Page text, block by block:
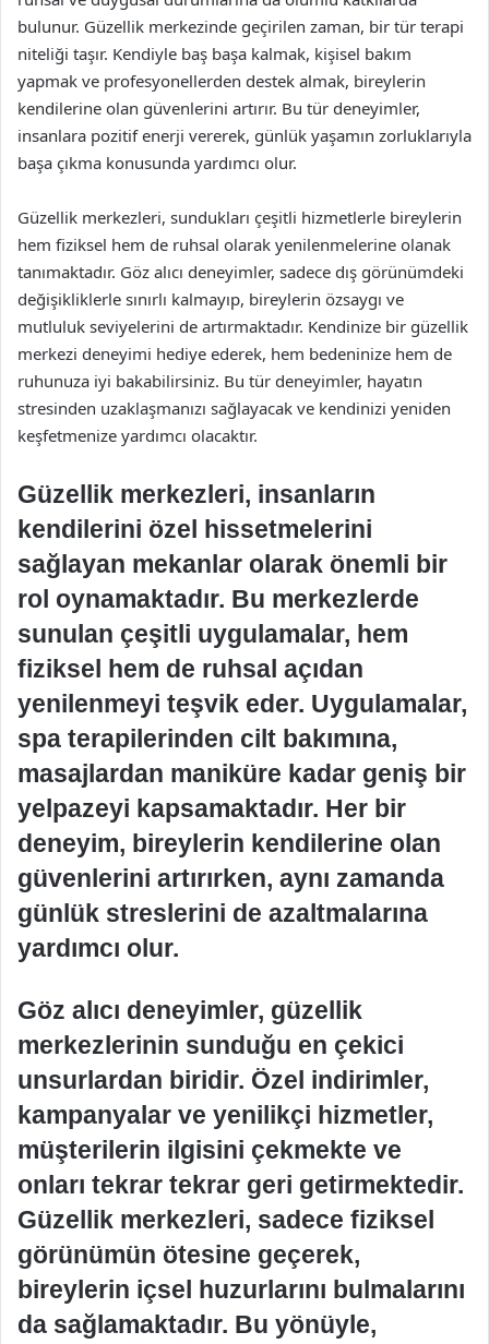
bulunur. Güzellik merkezinde geçirilen zaman, bir tür terapi
niteliği taşır. Kendiyle baş başa kalmak, kişisel bakım
yapmak ve profesyonellerden destek almak, bireylerin
kendilerine olan güvenlerini artırır. Bu tür deneyimler,
insanlara pozitif enerji vererek, günlük yaşamın zorluklarıyla
başa çıkma konusunda yardımcı olur.
Güzellik merkezleri, sundukları çeşitli hizmetlerle bireylerin
hem fiziksel hem de ruhsal olarak yenilenmelerine olanak
tanımaktadır. Göz alıcı deneyimler, sadece dış görünümdeki
değişikliklerle sınırlı kalmayıp, bireylerin özsaygı ve
mutluluk seviyelerini de artırmaktadır. Kendinize bir güzellik
merkezi deneyimi hediye ederek, hem bedeninize hem de
ruhunuza iyi bakabilirsiniz. Bu tür deneyimler, hayatın
stresinden uzaklaşmanızı sağlayacak ve kendinizi yeniden
keşfetmenize yardımcı olacaktır.
Güzellik merkezleri, insanların
kendilerini özel hissetmelerini
sağlayan mekanlar olarak önemli bir
rol oynamaktadır. Bu merkezlerde
sunulan çeşitli uygulamalar, hem
fiziksel hem de ruhsal açıdan
yenilenmeyi teşvik eder. Uygulamalar,
spa terapilerinden cilt bakımına,
masajlardan maniküre kadar geniş bir
yelpazeyi kapsamaktadır. Her bir
deneyim, bireylerin kendilerine olan
güvenlerini artırırken, aynı zamanda
günlük streslerini de azaltmalarına
yardımcı olur.
Göz alıcı deneyimler, güzellik
merkezlerinin sunduğu en çekici
unsurlardan biridir. Özel indirimler,
kampanyalar ve yenilikçi hizmetler,
müşterilerin ilgisini çekmekte ve
onları tekrar tekrar geri getirmektedir.
Güzellik merkezleri, sadece fiziksel
görünümün ötesine geçerek,
bireylerin içsel huzurlarını bulmalarını
da sağlamaktadır. Bu yönüyle,